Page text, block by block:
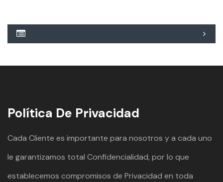
Política De Privacidad
Cada Cliente es importante para nosotros y a cada uno
le garantizamos total Confidencialidad, por lo que
establecemos compromisos de Privacidad en toda